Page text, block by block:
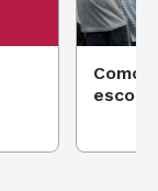
Como
escola